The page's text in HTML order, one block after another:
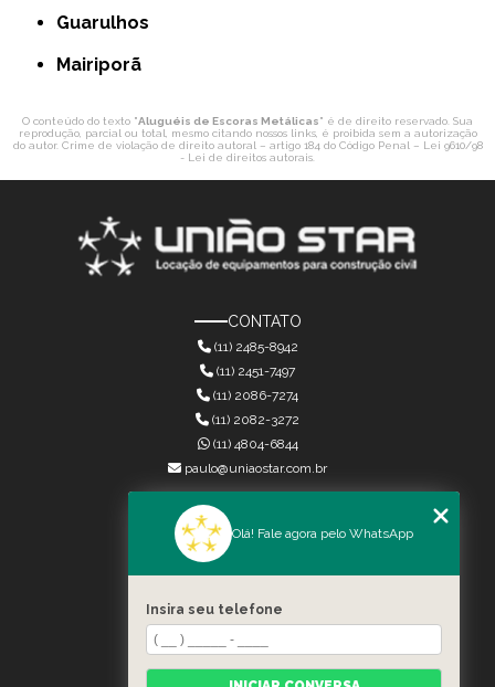
Guarulhos
Mairiporã
O conteúdo do texto "Aluguéis de Escoras Metálicas" é de direito reservado. Sua
reprodução, parcial ou total, mesmo citando nossos links, é proibida sem a autorização
do autor. Crime de violação de direito autoral – artigo 184 do Código Penal – Lei 9610/98
- Lei de direitos autorais.
CONTATO
(11) 2485-8942
(11) 2451-7497
(11) 2086-7274
(11) 4804-6844
(11) 2082-3272
paulo@uniaostar.com.br
MENU
QUEM SOMOS
SERVIÇOS
CONTATO
CATEGORIAS
MAPA DO SITE
Olá! Fale agora pelo WhatsApp
Insira seu telefone